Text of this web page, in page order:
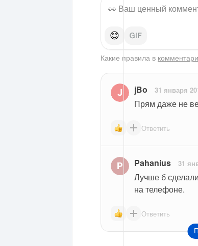
😊
Какие правила в
jBo 31 января
Прям даже не
Ответить
Pahanius 31
Лучше б
на телефоне.
Ответить